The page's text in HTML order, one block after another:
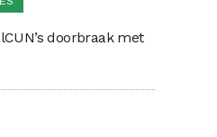
doorbraak met